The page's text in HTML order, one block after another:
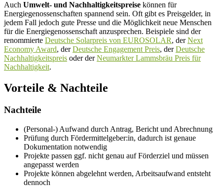
Auch Umwelt- und Nachhaltigkeitspreise können für
Energiegenossenschaften spannend sein. Oft gibt es Preisgelder, in
jedem Fall jedoch gute Presse und die Möglichkeit neue Menschen
für die Energiegenossenschaft anzusprechen. Beispiele sind der
renommierte Deutsche Solarpreis von EUROSOLAR, derNext
Economy Award, derDeutsche Engagement Preis, derDeutsche
Nachhaltigkeitspreis oder derNeumarkter Lammsbräu Preis für
Nachhaltigkeit.
Vorteile & Nachteile
Nachteile
(Personal-) Aufwand durch Antrag, Bericht und Abrechnung
Prüfung durch Fördermittelgeber:in, dadurch ist genaue
Dokumentation notwendig
Projekte passen ggf. nicht genau auf Förderziel und müssen
angepasst werden
Projekte können abgelehnt werden, Arbeitsaufwand entsteht
dennoch